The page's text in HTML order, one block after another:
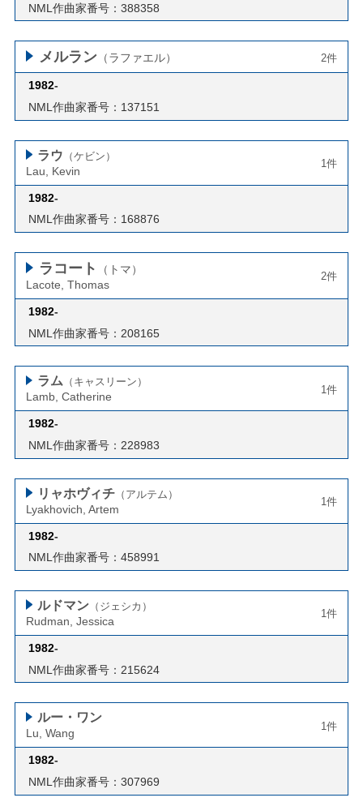
NML作曲家番号：388358
メルラン （ラファエル） 2件
1982-
NML作曲家番号：137151
ラウ （ケビン）
Lau, Kevin
1件
1982-
NML作曲家番号：168876
ラコート
（トマ）
Lacote, Thomas
2件
1982-
NML作曲家番号：208165
ラム （キャスリーン）
Lamb, Catherine
1件
1982-
NML作曲家番号：228983
リャホヴィチ （アルテム）
Lyakhovich, Artem
1件
1982-
NML作曲家番号：458991
ルドマン （ジェシカ）
Rudman, Jessica
1件
1982-
NML作曲家番号：215624
ルー・ワン
Lu, Wang
1件
1982-
NML作曲家番号：307969